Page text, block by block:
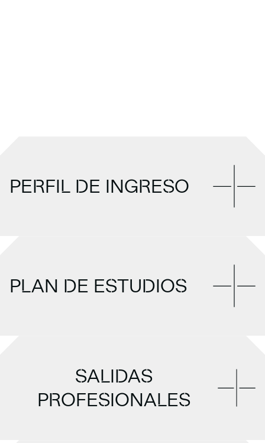
PERFIL DE INGRESO
PLAN DE ESTUDIOS
SALIDAS
PROFESIONALES